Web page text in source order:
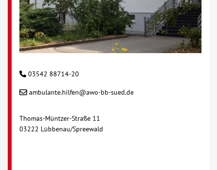
Suche
Kontakt
AWO BB Süd
03542 88714-20
ambulante.hilfen@awo-bb-sued.de
Thomas-Müntzer-Straße 11
03222 Lübbenau/Spreewald